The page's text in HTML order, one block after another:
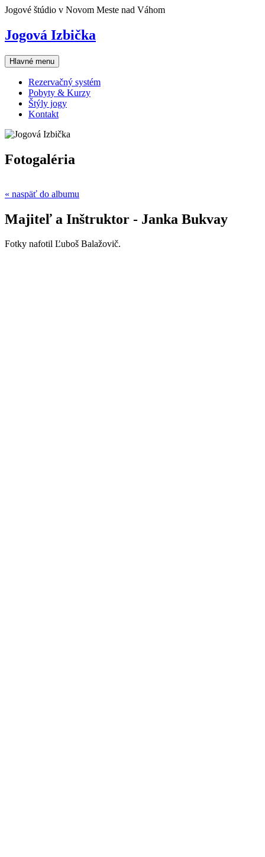
Skip
content
Jogové štúdio v Novom Meste nad Váhom
Jogová Izbička
Hlavné menu
Rezervačný systém
Pobyty & Kurzy
Štýly jogy
Kontakt
Fotogaléria
« naspäť do albumu
Majiteľ a Inštruktor - Janka Bukvay
Fotky nafotil Ľuboš Balažovič.